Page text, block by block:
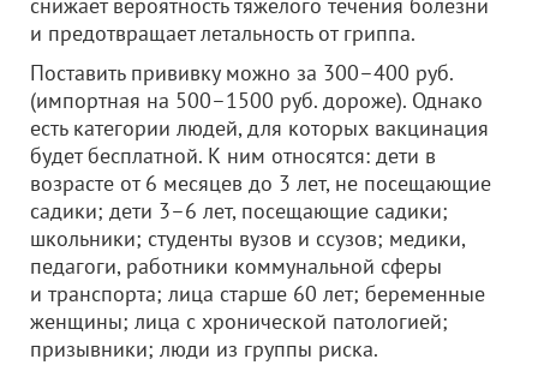
и предотвращает летальность от гриппа.
Поставить прививку можно за 300–400 руб.
(импортная на 500–1500 руб. дороже). Однако
есть категории людей, для которых вакцинация
будет бесплатной. К ним относятся: дети в
возрасте от 6 месяцев до 3 лет, не посещающие
садики; дети 3–6 лет, посещающие садики;
школьники; студенты вузов и ссузов; медики,
педагоги, работники коммунальной сферы
и транспорта; лица старше 60 лет; беременные
женщины; лица с хронической патологией;
призывники; люди из группы риска.